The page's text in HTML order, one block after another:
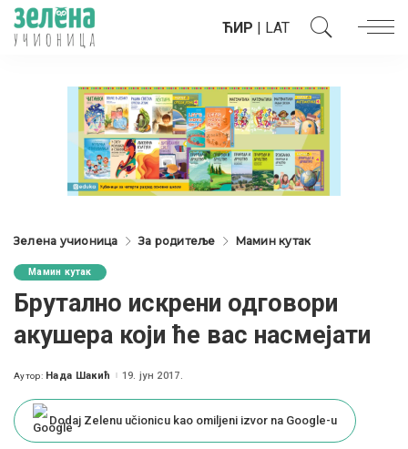
ЋИР | LAT
Зелена учионица За родитеље Мамин кутак
Мамин кутак
Брутално искрени одговори
акушера који ће вас насмејати
Posted
Аутор: Нада Шакић 19. јун 2017.
Dodaj Zelenu učionicu kao omiljeni izvor na Google-u